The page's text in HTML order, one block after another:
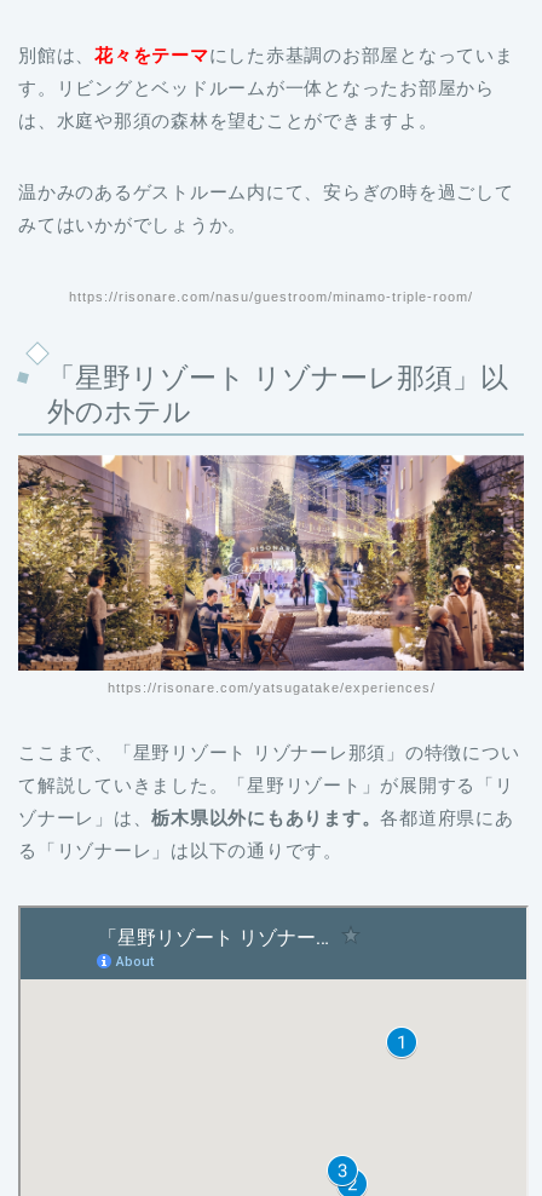
別館は、花々をテーマにした赤基調のお部屋となっていま
す。リビングとベッドルームが一体となったお部屋から
は、水庭や那須の森林を望むことができますよ。
温かみのあるゲストルーム内にて、安らぎの時を過ごして
みてはいかがでしょうか。
https://risonare.com/nasu/guestroom/minamo-triple-room/
「星野リゾート リゾナーレ那須」以
外のホテル
https://risonare.com/yatsugatake/experiences/
ここまで、「星野リゾート リゾナーレ那須」の特徴につい
て解説していきました。「星野リゾート」が展開する「リ
ゾナーレ」は、栃木県以外にもあります。各都道府県にあ
る「リゾナーレ」は以下の通りです。